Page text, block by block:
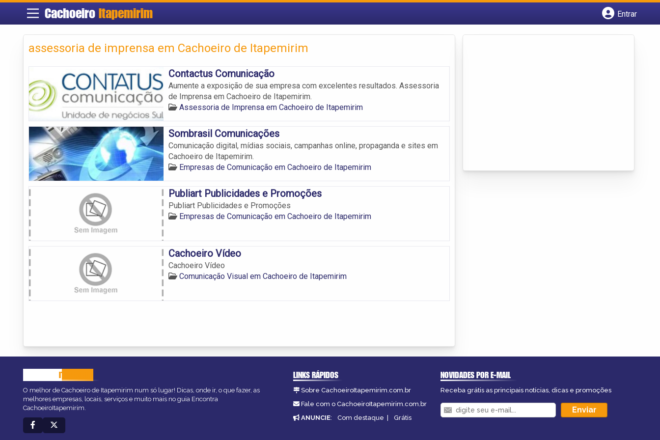
Cachoeiro Itapemirim
Entrar
assessoria de imprensa em Cachoeiro de Itapemirim
Contactus Comunicação
Aumente a exposição de sua empresa com excelentes resultados. Assessoria
de Imprensa em Cachoeiro de Itapemirim.
Assessoria de Imprensa em Cachoeiro de Itapemirim
Sombrasil Comunicações
Comunicação digital, mídias sociais, campanhas online, propaganda e sites em
Cachoeiro de Itapemirim.
Empresas de Comunicação em Cachoeiro de Itapemirim
Publiart Publicidades e Promoções
Publiart Publicidades e Promoções
Empresas de Comunicação em Cachoeiro de Itapemirim
Cachoeiro Vídeo
Cachoeiro Vídeo
Comunicação Visual em Cachoeiro de Itapemirim
ITAPEMIRIM
O melhor de Cachoeiro de Itapemirim num só lugar! Dicas, onde ir, o que fazer, as
melhores empresas, locais, serviços e muito mais no guia Encontra
CachoeiroItapemirim.
LINKS RÁPIDOS
Sobre CachoeiroItapemirim.com.br
Fale com o CachoeiroItapemirim.com.br
ANUNCIE: Com destaque | Grátis
NOVIDADES POR E-MAIL
Receba grátis as principais notícias, dicas e promoções